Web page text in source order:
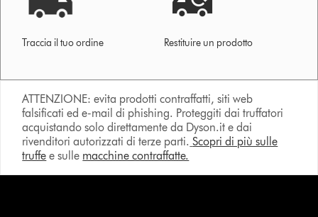
Traccia il tuo ordine Restituire un prodotto
ATTENZIONE: evita prodotti contraffatti, siti web
falsificati ed e-mail di phishing. Proteggiti dai truffatori
acquistando solo direttamente da Dyson.it e dai
rivenditori autorizzati di terze parti. Scopri di più sulle
truffe e sulle macchine contraffatte.